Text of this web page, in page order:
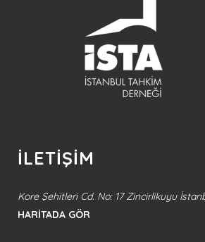
İLETİŞİM
Kore Şehitleri Cd. No: 17 Zincirlikuyu
HARİTADA GÖR